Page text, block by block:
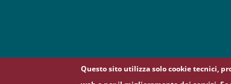
Questo sito utilizza solo cookie tecnici,